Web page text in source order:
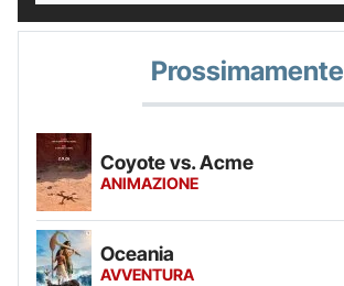
Prossimamente
Coyote vs. Acme
ANIMAZIONE
Oceania
AVVENTURA